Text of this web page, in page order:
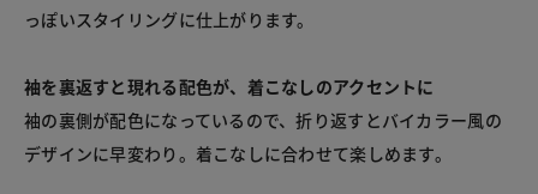
っぽいスタイリングに仕上がります。
袖を裏返すと現れる配色が、着こなしのアクセントに
袖の裏側が配色になっているので、折り返すとバイカラー風の
デザインに早変わり。着こなしに合わせて楽しめます。